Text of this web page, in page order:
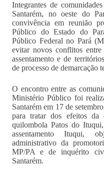
Integrantes de
Santarém, no oeste do
convivência em reunião
Público do Estado do
Público Federal no Pará
evitar novos conflitos
assentamento e de
de processo de demarcação
O encontro entre as
Ministério Público foi
Santarém em 17 de
para tratar dos efeitos da
quilombola Patos do
assentamento Ituqui,
administrativo da
MP/PA e de inquérito
Santarém.